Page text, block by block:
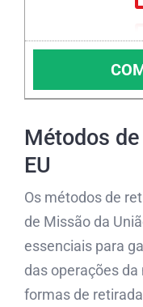
Métodos
EU
Os métodos de
de Missão da
essenciais para
das operações
formas de